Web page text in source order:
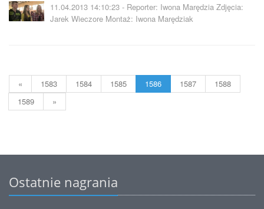
11.04.2013 14:10:23 - Reporter: Iwona Marędzia Zdjęcia:
Jarek Wieczore Montaż: Iwona Marędziak
« 1583 1584 1585 1586 1587
1588
1589
»
Ostatnie nagrania